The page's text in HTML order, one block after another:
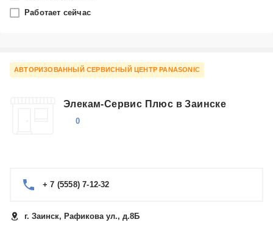
Производитель
Категория
Работает сейчас
АВТОРИЗОВАННЫЙ СЕРВИСНЫЙ ЦЕНТР PANASONIC
Элекам-Сервис Плюс в Заинске
0
+ 7 (5558) 7-12-32
г. Заинск, Рафикова ул., д.8Б